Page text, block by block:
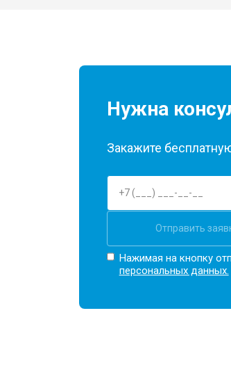
Нужна
Закажите
Отправить
Нажимая на кнопку
персональных данных.